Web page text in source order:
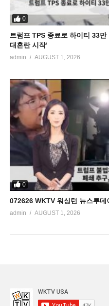
0
트럼프 TPS 종료로 하이티 33
대혼란 시작’
admin AUGUST 1, 2026
0
072626 WKTV 워싱턴 뉴스투데
admin AUGUST 1, 2026